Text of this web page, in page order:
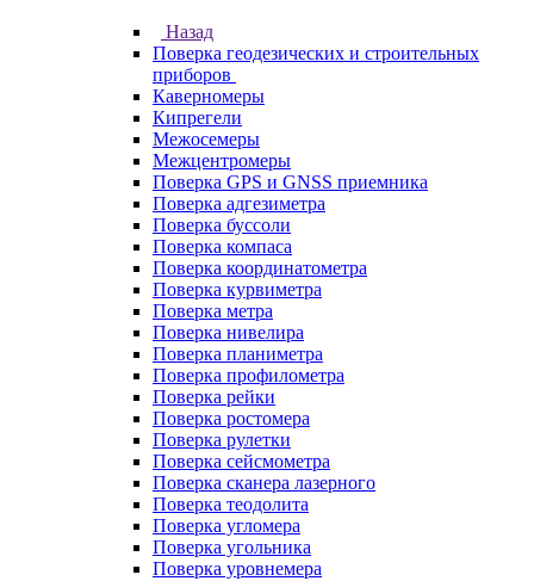
Назад
Поверка геодезических и строительных
приборов
Каверномеры
Кипрегели
Межосемеры
Межцентромеры
Поверка GPS и GNSS приемника
Поверка адгезиметра
Поверка буссоли
Поверка компаса
Поверка координатометра
Поверка курвиметра
Поверка метра
Поверка нивелира
Поверка планиметра
Поверка профилометра
Поверка рейки
Поверка ростомера
Поверка рулетки
Поверка сейсмометра
Поверка сканера лазерного
Поверка теодолита
Поверка угломера
Поверка угольника
Поверка уровнемера